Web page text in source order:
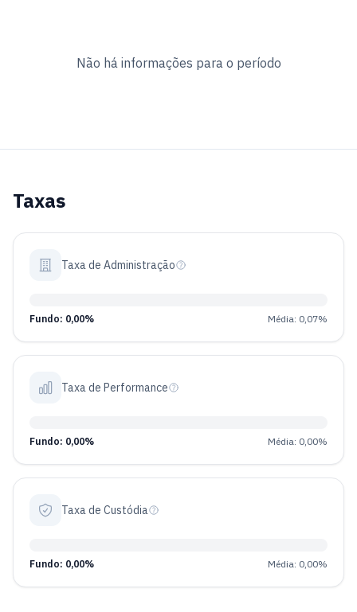
Não há informações para o período
Taxas
Taxa de Administração
Fundo: 0,00% Média: 0,07%
Taxa de Performance
Fundo: 0,00% Média: 0,00%
Taxa de Custódia
Fundo: 0,00% Média: 0,00%